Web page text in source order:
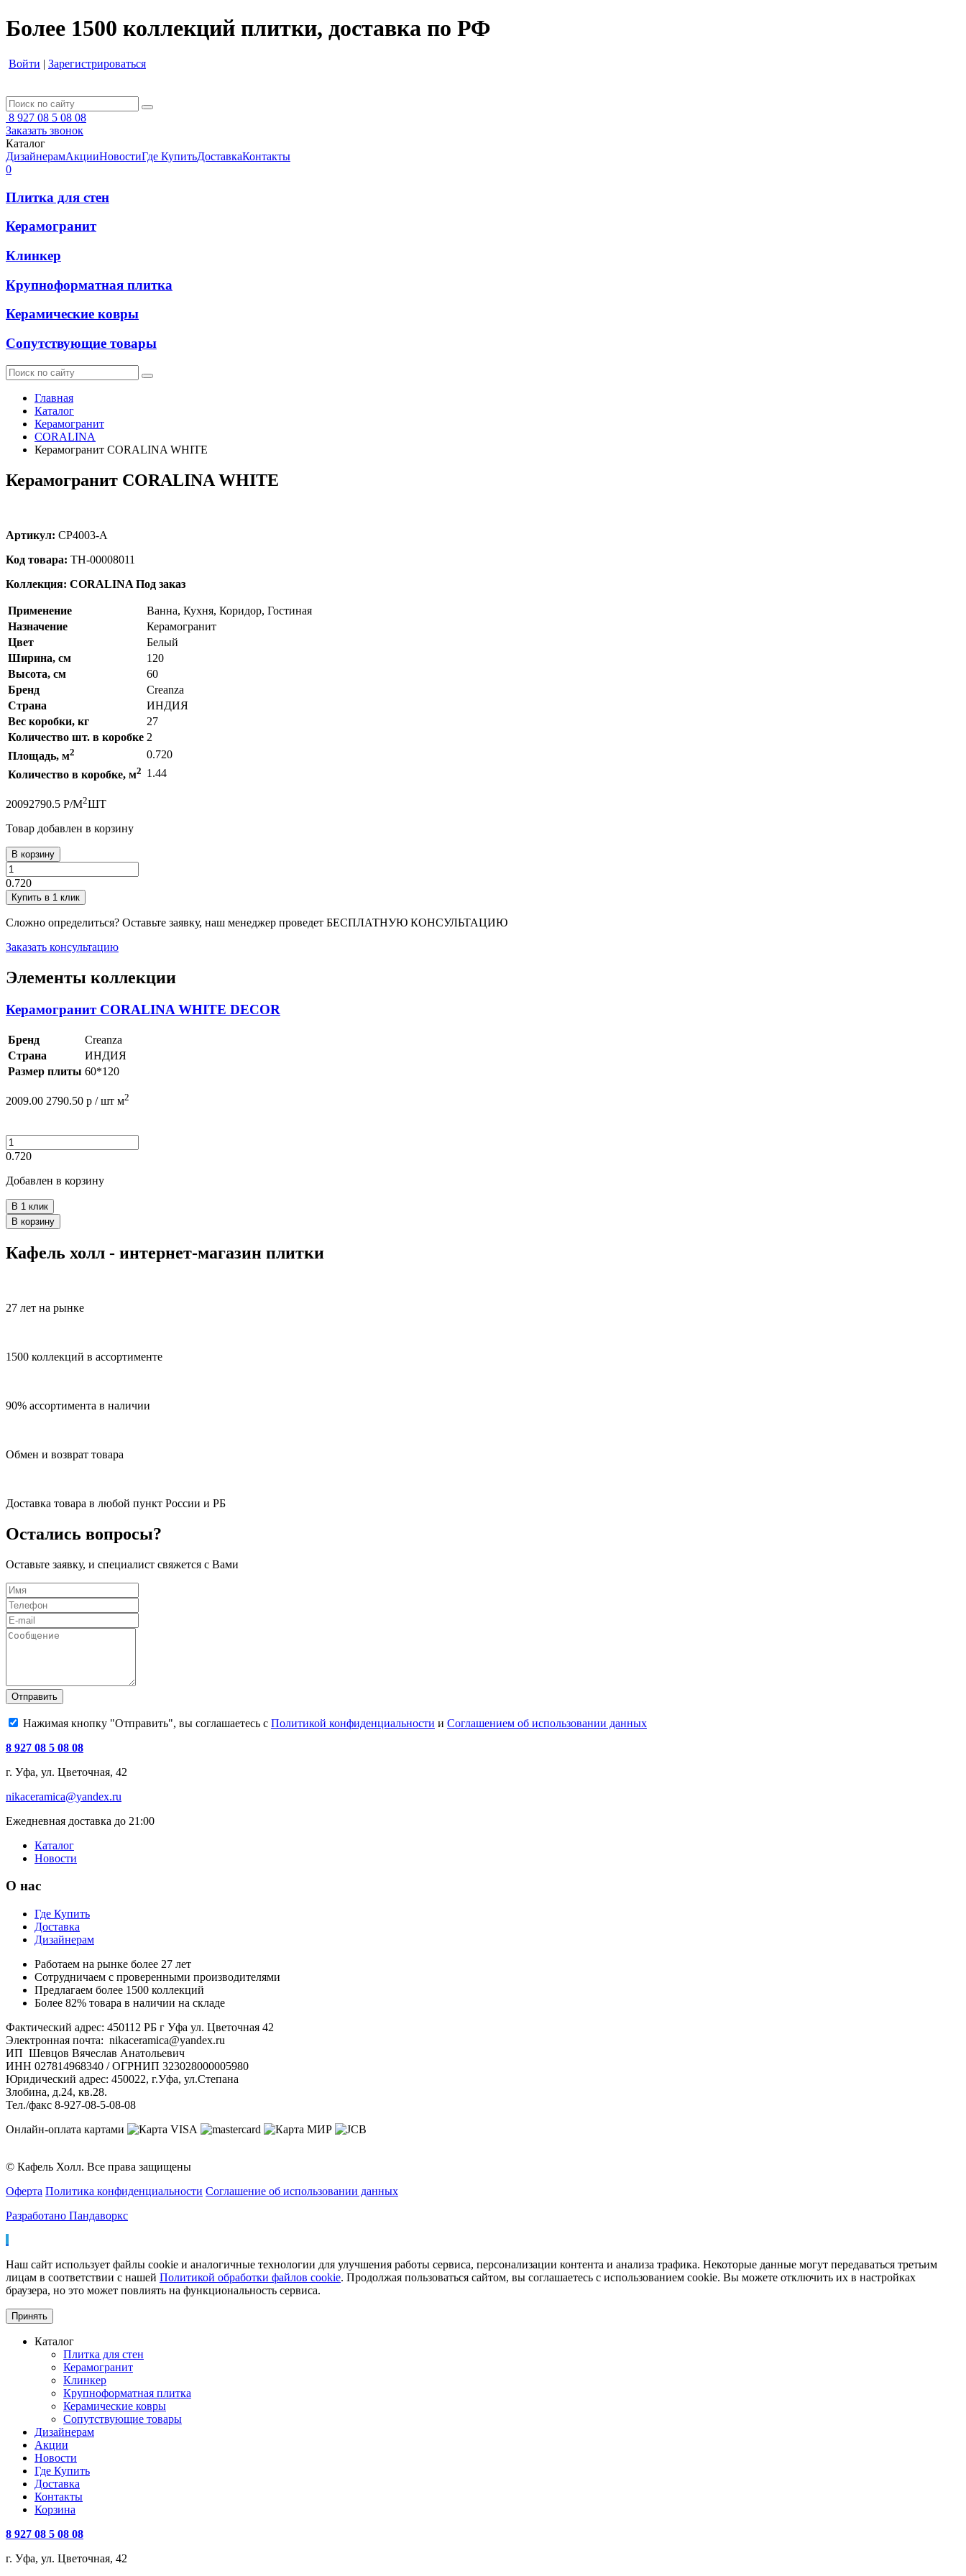
Более 1500 коллекций плитки, доставка по РФ
Войти | Зарегистрироваться
8 927 08 5 08 08
Заказать звонок
Каталог
ДизайнерамАкцииНовостиГде КупитьДоставкаКонтакты
0
Плитка для стен
Керамогранит
Клинкер
Крупноформатная плитка
Керамические ковры
Сопутствующие товары
Главная
Каталог
Керамогранит
CORALINA
Керамогранит CORALINA WHITE
Керамогранит CORALINA WHITE
Артикул: CP4003-A
Код товара: ТН-00008011
Коллекция: CORALINA Под заказ
Применение
Ванна, Кухня, Коридор, Гостиная
Назначение
Керамогранит
Цвет
Белый
Ширина, см
120
Высота, см
60
Бренд
Creanza
Страна
ИНДИЯ
Вес коробки, кг
27
Количество шт. в коробке 2
Площадь, м2
0.720
Количество в коробке, м2 1.44
20092790.5 Р/М2ШТ
Товар добавлен в корзину
В корзину
0.720
Купить в 1 клик
Сложно определиться? Оставьте заявку, наш менеджер проведет БЕСПЛАТНУЮ КОНСУЛЬТАЦИЮ
Заказать консультацию
Элементы коллекции
Керамогранит CORALINA WHITE DECOR
Бренд
Creanza
Страна
ИНДИЯ
Размер плиты 60*120
2009.00 2790.50 р / шт м2
0.720
Добавлен в корзину
В 1 клик
В корзину
Кафель холл - интернет-магазин плитки
27 лет на рынке
1500 коллекций в ассортименте
90% ассортимента в наличии
Обмен и возврат товара
Доставка товара в любой пункт России и РБ
Остались вопросы?
Оставьте заявку, и специалист свяжется с Вами
Отправить
Нажимая кнопку "Отправить", вы соглашаетесь с Политикой конфиденциальности и Соглашением об использовании данных
8 927 08 5 08 08
г. Уфа, ул. Цветочная, 42
nikaceramica@yandex.ru
Ежедневная доставка до 21:00
Каталог
Новости
О нас
Где Купить
Доставка
Дизайнерам
Работаем на рынке более 27 лет
Сотрудничаем с проверенными производителями
Предлагаем более 1500 коллекций
Более 82% товара в наличии на складе
Фактический адрес: 450112 РБ г Уфа ул. Цветочная 42
Электронная почта: nikaceramica@yandex.ru
ИП Шевцов Вячеслав Анатольевич
ИНН 027814968340 / ОГРНИП 323028000005980
Юридический адрес: 450022, г.Уфа, ул.Степана
Злобина, д.24, кв.28.
Тел./факс 8-927-08-5-08-08
Онлайн-оплата картами
© Кафель Холл. Все права защищены
Оферта Политика конфиденциальности Соглашение об использовании данных
Разработано Пандаворкс
Наш сайт использует файлы cookie и аналогичные технологии для улучшения работы сервиса, персонализации контента и анализа трафика. Некоторые данные могут передаваться третьим
лицам в соответствии с нашей Политикой обработки файлов cookie. Продолжая пользоваться сайтом, вы соглашаетесь с использованием cookie. Вы можете отключить их в настройках
браузера, но это может повлиять на функциональность сервиса.
Принять
Каталог
Плитка для стен
Керамогранит
Клинкер
Крупноформатная плитка
Керамические ковры
Сопутствующие товары
Дизайнерам
Акции
Новости
Где Купить
Доставка
Контакты
Корзина
8 927 08 5 08 08
г. Уфа, ул. Цветочная, 42